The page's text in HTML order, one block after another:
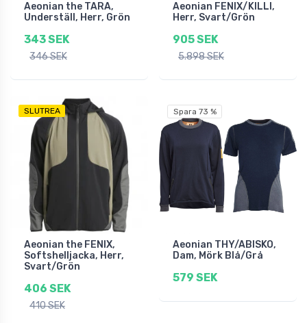
Aeonian the TARA,
Underställ, Herr, Grön
343 SEK
346 SEK
Aeonian FENIX/KILLI,
Herr, Svart/Grön
905 SEK
5.898 SEK
SLUTREA
Aeonian the FENIX,
Softshelljacka, Herr,
Svart/Grön
406 SEK
410 SEK
Spara 73 %
Aeonian THY/ABISKO,
Dam, Mörk Blå/Grå
579 SEK